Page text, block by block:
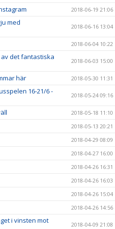
2018-06-19 21:06
med
2018-06-16 13:04
2018-06-04 10:22
det fantastiska
2018-06-03 15:00
här 2018-05-30 11:31
16-21/6 -
2018-05-24 09:16
2018-05-18 11:10
2018-05-13 20:21
2018-04-29 08:09
2018-04-27 16:00
2018-04-26 16:31
2018-04-26 16:03
2018-04-26 15:04
2018-04-26 14:56
i vinsten mot
2018-04-09 21:08